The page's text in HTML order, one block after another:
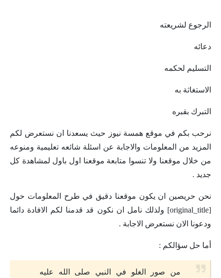
الرجوع لشريعته
دعائه
التسليم لحكمه
الاستغاثة به
التبرك بقبره
نرحب بكم في موقع همسة نيوز حيث يسعدنا ان نستعرض لكم
المزيد من المعلومات والاجابة عن اسئلة شائعه تعليمية ومنوعه
من خلال موقعنا ولا تنسوا متابعة موقعنا اول باول لمشاهدة كل
جديد .
نحن حريصين ان يكون موقعنا دقيق في طرح المعلومات حول
[original_title] ولذلك نامل ان نكون قد قدمنا لكم الافادة دائما
ودعونا الان نستعرض الاجابة .
أما حل سؤالكم :
من صور الغلو في النبي صلى الله عليه